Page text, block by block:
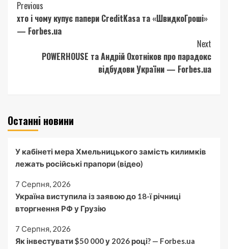
Continue
Reading
Previous
хто і чому купує папери CreditKasa та «ШвидкоГроші»
— Forbes.ua
Next
POWERHOUSE та Андрій Охотніков про парадокс
відбудови України — Forbes.ua
Останні новини
У кабінеті мера Хмельницького замість килимків
лежать російські прапори (відео)
7 Серпня, 2026
Україна виступила із заявою до 18-ї річниці
вторгнення РФ у Грузію
7 Серпня, 2026
Як інвестувати $50 000 у 2026 році? — Forbes.ua